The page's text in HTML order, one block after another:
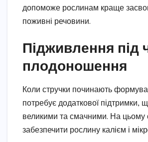
допоможе рослинам краще
поживні речовини.
Підживлення під
плодоношення
Коли стручки починають
потребує додаткової підтримки,
великими та смачними. На цьому
забезпечити рослину калієм і